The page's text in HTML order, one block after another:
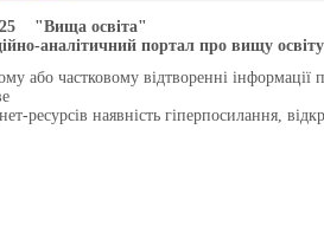
"Вища освіта"
аналітичний портал про вищу
або частковому відтворенні інформації
ресурсів наявність гіперпосилання,